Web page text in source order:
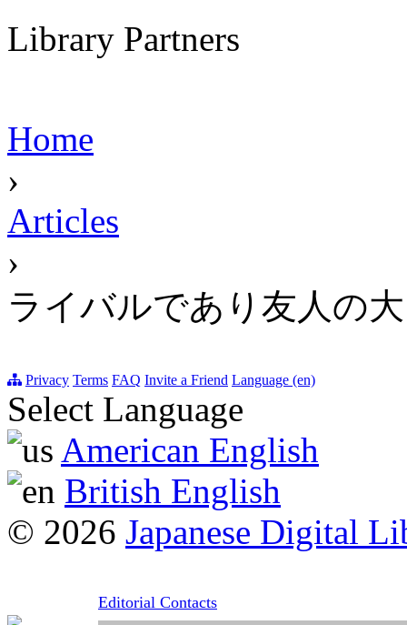
Library Partners
Home
›
Articles
›
ライバルであり友人の
Privacy Terms FAQ Invite a Friend Language (en)
Select Language
American English
British English
© 2026 Japanese Digital
Editorial Contacts